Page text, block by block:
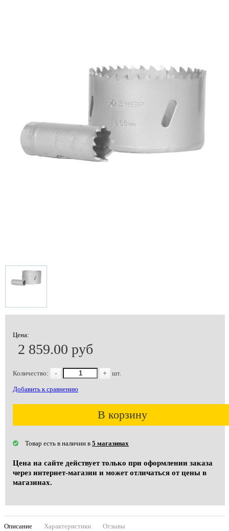
Цена:
2 859.00 руб
Количество: - + шт.
Добавить к сравнению
В корзину
Товар есть в наличии в 5 магазинах
Цена на сайте действует только при оформлении заказа
через интернет-магазин и может отличаться от цены в
магазинах.
Описание Характеристики Отзывы